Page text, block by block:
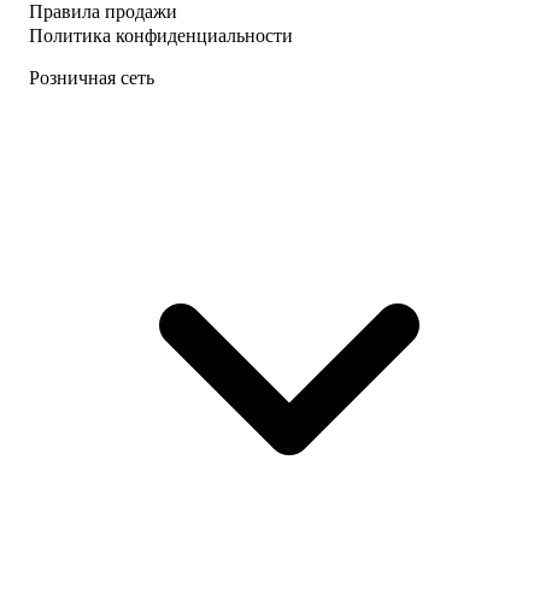
Правила продажи
Политика конфиденциальности
Розничная сеть